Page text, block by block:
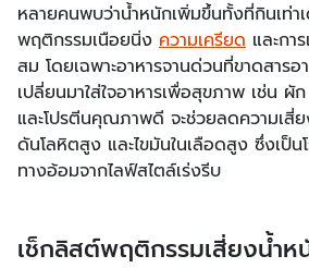
หลายคนพบว่าน้ำหนักเพิ่มขึ้นทั้งที่กินเท่า
พฤติกรรมเนือยนิ่ง ความเครียด และกา
สม โดยเฉพาะอาหารจานด่วนที่ขาดสาร
เปลี่ยนมาใส่ใจอาหารเพื่อสุขภาพ เช่น
และโปรตีนคุณภาพดี จะช่วยลดความเสี่ย
ดันโลหิตสูง และไขมันในเลือดสูง ซึ่งเป็น
ทางอ้อมจากไลฟ์สไตล์เร่งรีบ
เช็กลิสต์พฤติกรรมเสี่ยงน้ำห